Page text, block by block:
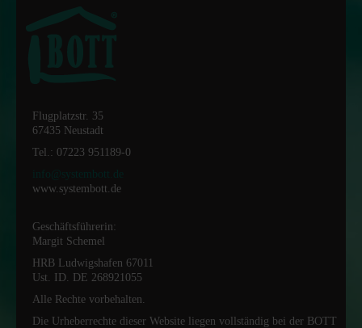
Flugplatzstr. 35
67435 Neustadt
Tel.: 07223 951189-0
www.systembott.de
Geschäftsführerin:
Margit Schemel
HRB Ludwigshafen 67011
Ust. ID. DE 268921055
Alle Rechte vorbehalten.
Die Urheberrechte dieser Website liegen vollständig bei der BOTT